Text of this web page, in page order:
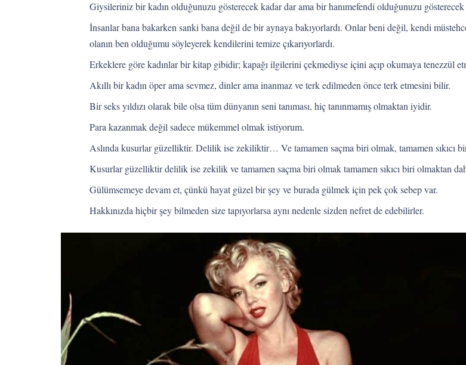
Giysileriniz bir kadın olduğunuzu gösterecek kadar dar ama bir hanımefendi olduğunuzu gösterecek
İnsanlar bana bakarken sanki bana değil de bir aynaya bakıyorlardı. Onlar beni değil, kendi
olanın ben olduğumu söyleyerek kendilerini temize çıkarıyorlardı.
Erkeklere göre kadınlar bir kitap gibidir; kapağı ilgilerini çekmediyse içini açıp okumaya tenezzül
Akıllı bir kadın öper ama sevmez, dinler ama inanmaz ve terk edilmeden önce terk etmesini bilir.
Bir seks yıldızı olarak bile olsa tüm dünyanın seni tanıması, hiç tanınmamış olmaktan iyidir.
Para kazanmak değil sadece mükemmel olmak istiyorum.
Aslında kusurlar güzelliktir. Delilik ise zekiliktir… Ve tamamen saçma biri olmak, tamamen sıkıcı
Kusurlar güzelliktir delilik ise zekilik ve tamamen saçma biri olmak tamamen sıkıcı biri olmaktan
Gülümsemeye devam et, çünkü hayat güzel bir şey ve burada gülmek için pek çok sebep var.
Hakkınızda hiçbir şey bilmeden size tapıyorlarsa aynı nedenle sizden nefret de edebilirler.